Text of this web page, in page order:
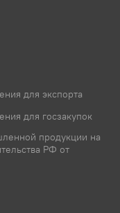
для экспорта
для госзакупок
продукции на
РФ от